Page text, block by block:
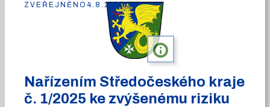
info
Nařízením Středočeského kraje
č. 1/2025 ke zvýšenému riziku
ZVEŘEJNĚNO 4.8.2026